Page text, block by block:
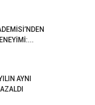
AYNI